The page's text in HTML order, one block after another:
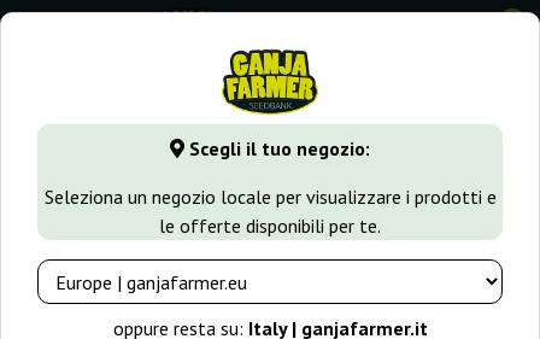
Scegli il tuo negozio:
Seleziona un negozio locale per visualizzare i prodotti e
le offerte disponibili per te.
oppure resta su: Italy | ganjafarmer.it
0
GanjaFarmer.it Varietà di Cannabis Skunk Auto Mazar